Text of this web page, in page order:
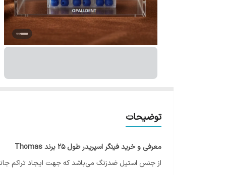
توضیحات
معرفی و خرید فینگر اسپریدر طول 25 برند Thomas
از جنس استیل ضدزنگ می‌باشد که جهت ایجاد تراکم